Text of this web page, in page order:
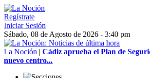
Regístrate
Iniciar Sesión
Sábado, 08 de Agosto de 2026 - 3:40 pm
La Noción | Cádiz aprueba el Plan de
nuevo centro...